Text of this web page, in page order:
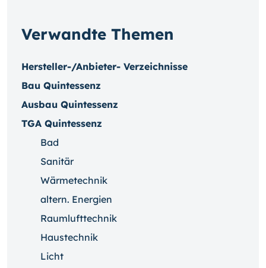
Verwandte Themen
Hersteller-/Anbieter- Verzeichnisse
Bau Quintessenz
Ausbau Quintessenz
TGA Quintessenz
Bad
Sanitär
Wärmetechnik
altern. Energien
Raumlufttechnik
Haustechnik
Licht